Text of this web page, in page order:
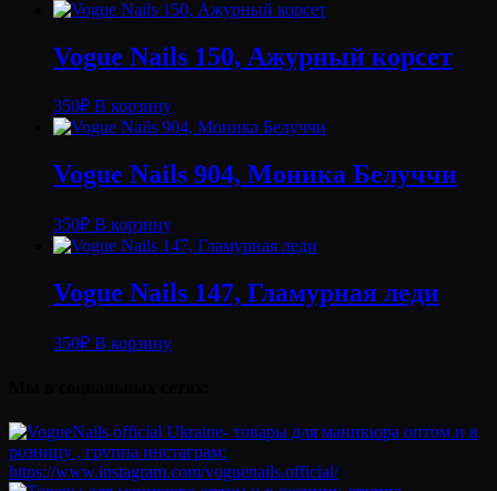
Vogue Nails 150, Ажурный корсет
350₽ В корзину
Vogue Nails 904, Моника Белуччи
350₽ В корзину
Vogue Nails 147, Гламурная леди
350₽ В корзину